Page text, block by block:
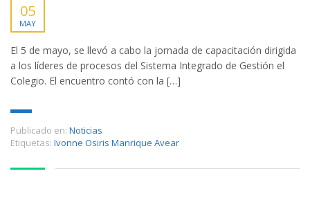
05
MAY
El 5 de mayo, se llevó a cabo la jornada de capacitación dirigida
a los líderes de procesos del Sistema Integrado de Gestión el
Colegio. El encuentro contó con la […]
Publicado en: Noticias
Etiquetas: Ivonne Osiris Manrique Avear